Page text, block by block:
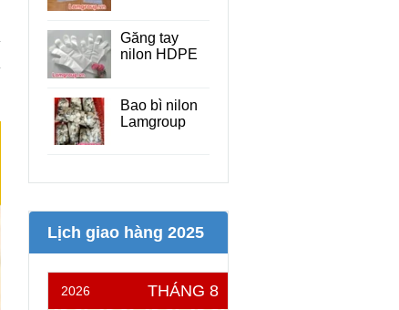
Găng tay
nilon HDPE
Bao bì nilon
Lamgroup
Lịch giao hàng 2025
2026 THÁNG 8